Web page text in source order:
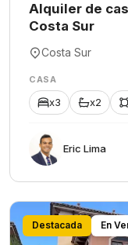
Alquiler de
Costa Sur
Costa Sur
CASA
x3 x2
Eric Lima
Destacada En